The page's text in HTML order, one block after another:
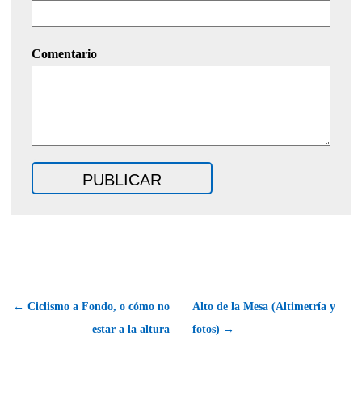
Comentario
← Ciclismo a Fondo, o cómo no
estar a la altura
Alto de la Mesa (Altimetría y
fotos) →